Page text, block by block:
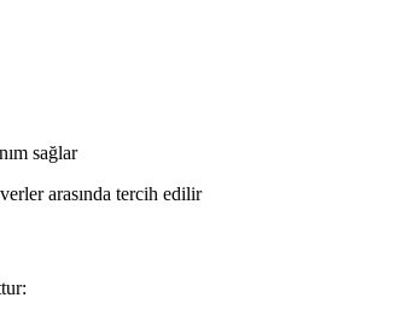
sağlar
arasında tercih edilir